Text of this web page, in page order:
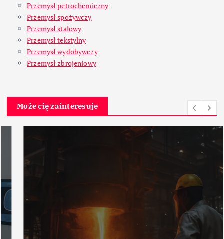
Przemysł petrochemiczny
Przemysł spożywczy
Przemysł stalowy
Przemysł tekstylny
Przemysł wydobywczy
Przemysł zbrojeniowy
Może cię zainteresuje